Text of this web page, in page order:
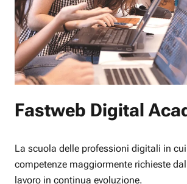
Fastweb Digital
La scuola delle professioni digitali in
competenze maggiormente richieste
lavoro in continua evoluzione.